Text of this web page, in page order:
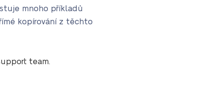
mnoho příkladů
kopírování z těchto
team.